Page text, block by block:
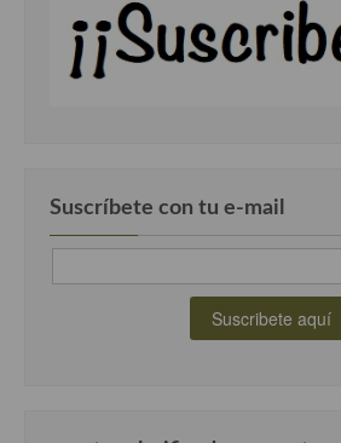
Suscríbete con tu e-mail